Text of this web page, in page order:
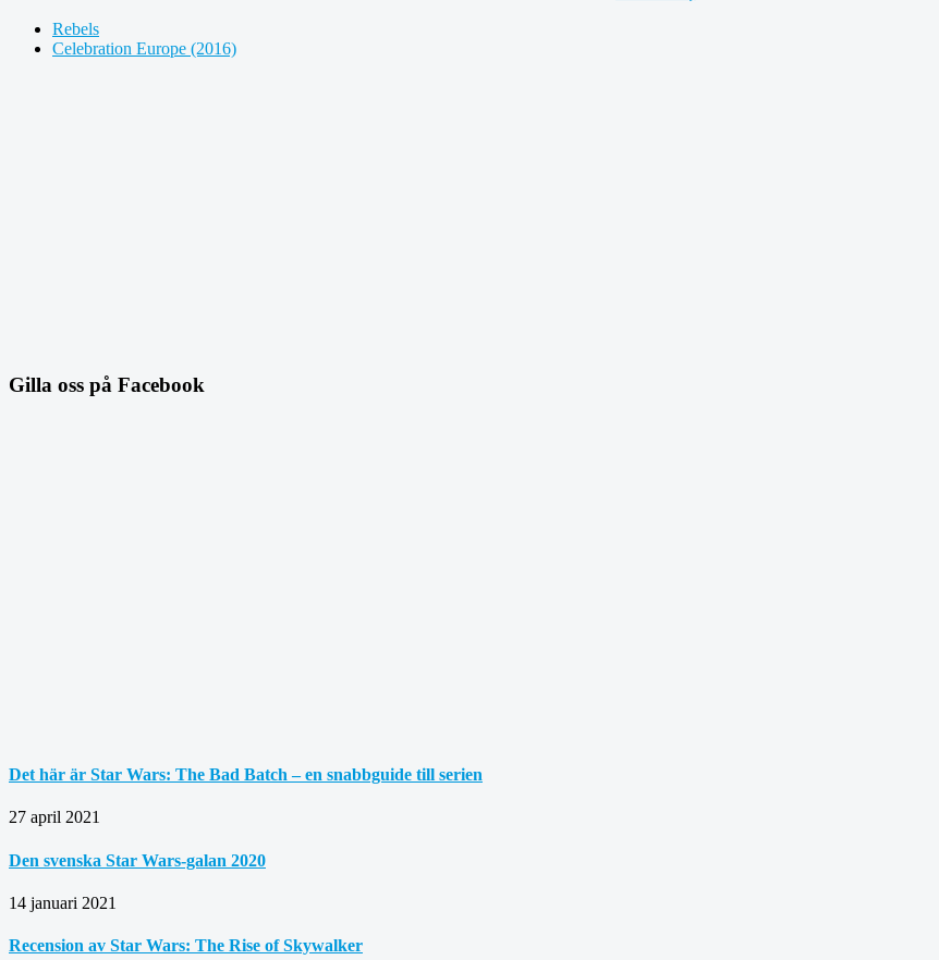
Rebels
Celebration Europe (2016)
Gilla oss på Facebook
Det här är Star Wars: The Bad Batch – en snabbguide till serien
27 april 2021
Den svenska Star Wars-galan 2020
14 januari 2021
Recension av Star Wars: The Rise of Skywalker